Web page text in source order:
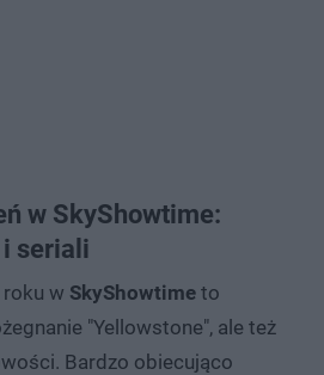
w SkyShowtime:
seriali
w SkyShowtime to
"Yellowstone", ale też
Bardzo obiecująco